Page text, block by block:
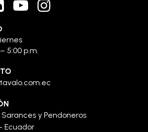
5:00 p.m.
Sarances y Pendoneros
Ecuador